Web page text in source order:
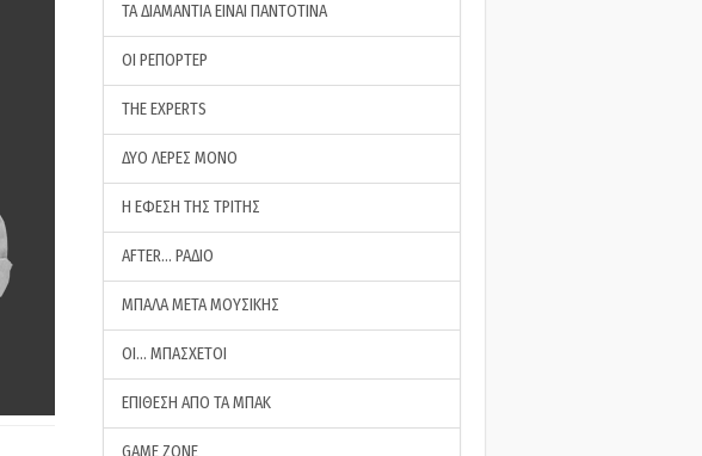
ΤΑ ΔΙΑΜΑΝΤΙΑ ΕΙΝΑΙ ΠΑΝΤΟΤΙΝΑ
ΟΙ ΡΕΠΟΡΤΕΡ
THE EXPERTS
ΔΥΟ ΛΕΡΕΣ ΜΟΝΟ
Η ΕΦΕΣΗ ΤΗΣ ΤΡΙΤΗΣ
AFTER… ΡΑΔΙΟ
ΜΠΑΛΑ ΜΕΤΑ ΜΟΥΣΙΚΗΣ
ΟΙ… ΜΠΑΣΧΕΤΟΙ
ΕΠΙΘΕΣΗ ΑΠΟ ΤΑ ΜΠΑΚ
GAME ZONE